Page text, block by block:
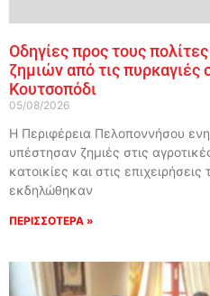
Οδηγίες προς τους
ζημιών από τις πυρκαγιές
Κουτσοπόδι
05/08/2026
Η Περιφέρεια Πελοποννήσου
υπέστησαν ζημιές στις
κατοικίες και στις
εκδηλώθηκαν
ΠΕΡΙΣΣΟΤΕΡΑ »